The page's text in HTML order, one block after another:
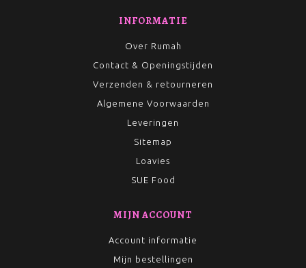
INFORMATIE
Over Rumah
Contact & Openingstijden
Verzenden & retourneren
Algemene Voorwaarden
Leveringen
Sitemap
Loavies
SUE Food
MIJN ACCOUNT
Account informatie
Mijn bestellingen